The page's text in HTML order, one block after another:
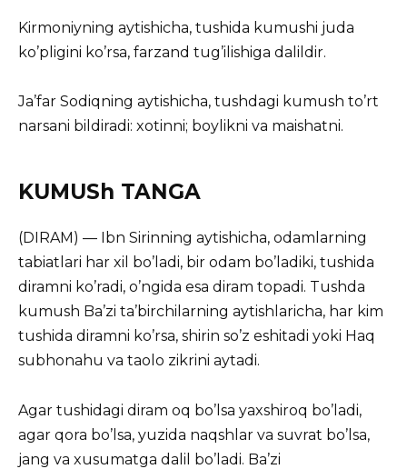
Kirmoniyning aytishicha, tushida kumushi juda
ko’pligini ko’rsa, farzand tug’ilishiga dalildir.
Ja’far Sodiqning aytishicha, tushdagi kumush to’rt
narsani bildiradi: xotinni; boylikni va maishatni.
KUMUSh TANGA
(DIRAM) — Ibn Sirinning aytishicha, odamlarning
tabiatlari har xil bo’ladi, bir odam bo’ladiki, tushida
diramni ko’radi, o’ngida esa diram topadi. Tushda
kumush Ba’zi ta’birchilarning aytishlaricha, har kim
tushida diramni ko’rsa, shirin so’z eshitadi yoki Haq
subhonahu va taolo zikrini aytadi.
Agar tushidagi diram oq bo’lsa yaxshiroq bo’ladi,
agar qora bo’lsa, yuzida naqshlar va suvrat bo’lsa,
jang va xusumatga dalil bo’ladi. Ba’zi